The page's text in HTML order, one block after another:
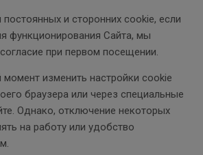
и сторонних cookie, если
функционирования Сайта, мы
при первом посещении.
изменить настройки cookie
браузера или через специальные
Однако, отключение некоторых
на работу или удобство